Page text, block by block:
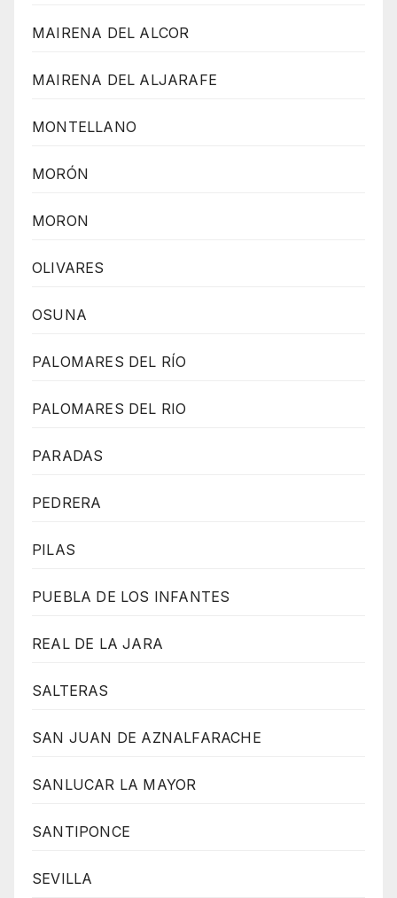
MAIRENA DEL ALCOR
MAIRENA DEL ALJARAFE
MONTELLANO
MORÓN
MORON
OLIVARES
OSUNA
PALOMARES DEL RÍO
PALOMARES DEL RIO
PARADAS
PEDRERA
PILAS
PUEBLA DE LOS INFANTES
REAL DE LA JARA
SALTERAS
SAN JUAN DE AZNALFARACHE
SANLUCAR LA MAYOR
SANTIPONCE
SEVILLA